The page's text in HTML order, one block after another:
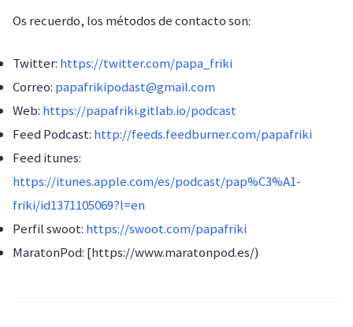
Os recuerdo, los métodos de contacto son:
Twitter: https://twitter.com/papa_friki
Correo: papafrikipodast@gmail.com
Web: https://papafriki.gitlab.io/podcast
Feed Podcast: http://feeds.feedburner.com/papafriki
Feed itunes:
https://itunes.apple.com/es/podcast/pap%C3%A1-
friki/id1371105069?l=en
Perfil swoot: https://swoot.com/papafriki
MaratonPod: [https://www.maratonpod.es/)